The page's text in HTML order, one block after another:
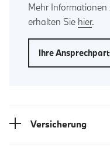
Mehr Informationen
erhalten Sie hier.
Ihre
Versicherung